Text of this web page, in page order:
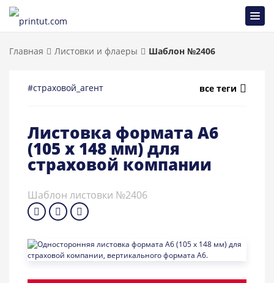
Главная Листовки и флаеры Шаблон №2406
#страховой_агент все теги
Листовка формата A6
(105 x 148 мм) для
страховой компании
Шаблон листовки №2406